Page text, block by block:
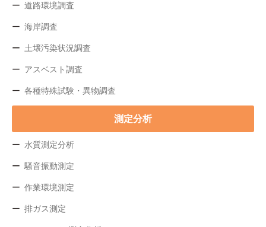
道路環境調査
海岸調査
土壌汚染状況調査
アスベスト調査
各種特殊試験・異物調査
測定分析
水質測定分析
騒音振動測定
作業環境測定
排ガス測定